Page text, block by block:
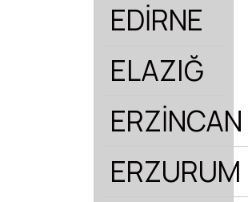
EDİRNE
ELAZIĞ
ERZİNCAN
ERZURUM